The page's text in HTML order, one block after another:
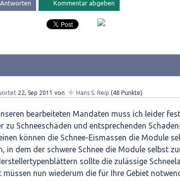
22, Sep 2011 von ✦ Hans S. Reip (48 Punkte)
bearbeiteten Mandaten muss ich leider
zu Schneeschäden und entsprechenden
können die Schnee-Eismassen die Module
in dem der schwere Schnee die Module selbst
sollte die zulässige
müssen nun wiederum die für Ihre Gebiet